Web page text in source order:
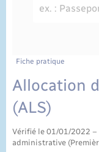
État civil
Cimetière
Fiche pratique
Allocation
(ALS)
Vérifié le 01/01/2022
administrative